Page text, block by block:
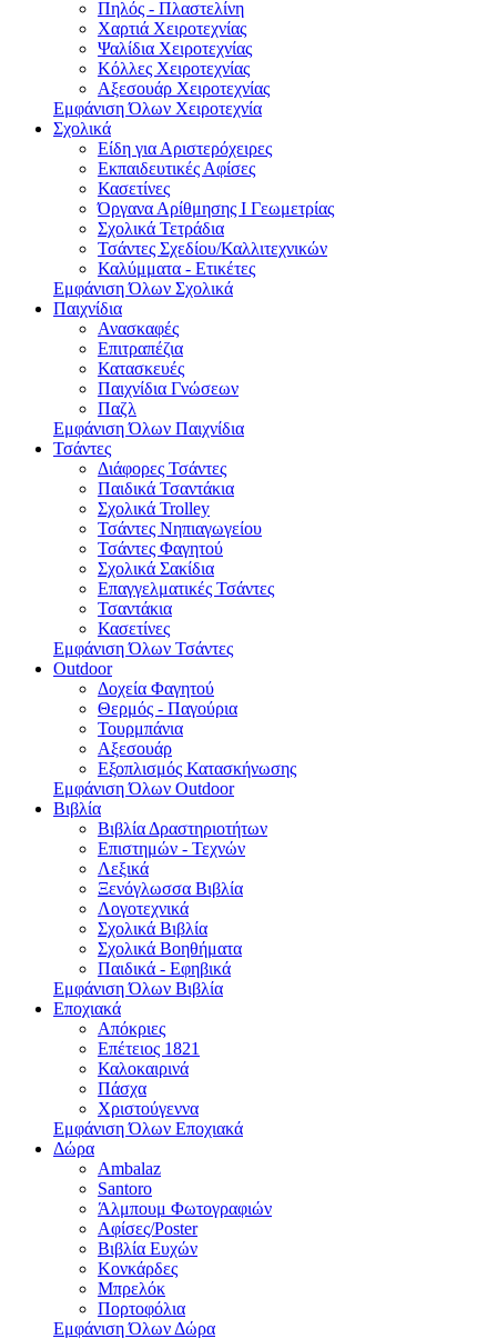
Πηλός - Πλαστελίνη
Χαρτιά Χειροτεχνίας
Ψαλίδια Χειροτεχνίας
Κόλλες Χειροτεχνίας
Αξεσουάρ Χειροτεχνίας
Εμφάνιση Όλων Χειροτεχνία
Σχολικά
Είδη για Αριστερόχειρες
Εκπαιδευτικές Αφίσες
Κασετίνες
Όργανα Αρίθμησης Ι Γεωμετρίας
Σχολικά Τετράδια
Τσάντες Σχεδίου/Καλλιτεχνικών
Καλύμματα - Ετικέτες
Εμφάνιση Όλων Σχολικά
Παιχνίδια
Ανασκαφές
Επιτραπέζια
Κατασκευές
Παιχνίδια Γνώσεων
Παζλ
Εμφάνιση Όλων Παιχνίδια
Τσάντες
Διάφορες Τσάντες
Παιδικά Τσαντάκια
Σχολικά Trolley
Τσάντες Νηπιαγωγείου
Τσάντες Φαγητού
Σχολικά Σακίδια
Επαγγελματικές Τσάντες
Τσαντάκια
Κασετίνες
Εμφάνιση Όλων Τσάντες
Outdoor
Δοχεία Φαγητού
Θερμός - Παγούρια
Τουρμπάνια
Αξεσουάρ
Εξοπλισμός Κατασκήνωσης
Εμφάνιση Όλων Outdoor
Βιβλία
Βιβλία Δραστηριοτήτων
Επιστημών - Τεχνών
Λεξικά
Ξενόγλωσσα Βιβλία
Λογοτεχνικά
Σχολικά Βιβλία
Σχολικά Βοηθήματα
Παιδικά - Εφηβικά
Εμφάνιση Όλων Βιβλία
Εποχιακά
Απόκριες
Επέτειος 1821
Καλοκαιρινά
Πάσχα
Χριστούγεννα
Εμφάνιση Όλων Εποχιακά
Δώρα
Ambalaz
Santoro
Άλμπουμ Φωτογραφιών
Αφίσες/Poster
Βιβλία Ευχών
Κονκάρδες
Μπρελόκ
Πορτοφόλια
Εμφάνιση Όλων Δώρα